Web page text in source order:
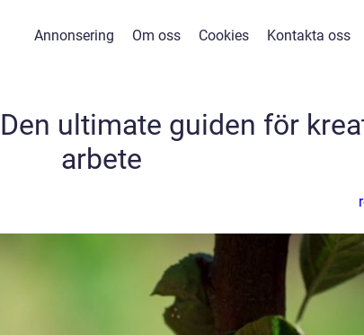
Annonsering Om oss Cookies Kontakta oss
ultimate guiden för
arbete